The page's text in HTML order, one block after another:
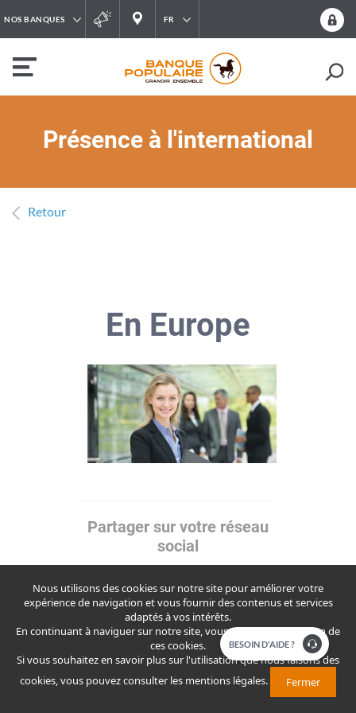
NOS BANQUES FR
Présence à l'international
Retour
​En E​urope
Partager sur votre réseau
social
POPULAIRE AU MAROC OU À
L'ÉTRANGER
​​​BESOIN D'AIDE ?
Nous utilisons des cookies sur notre site pour améliorer votre
expérience de navigation et vous fournir des contenus et services
adaptés à vos intérêts.
En continuant à naviguer sur notre site, vous acceptez l'utilisation de
ces cookies.
Si vous souhaitez en savoir plus sur l'utilisation que nous faisons des
cookies, vous pouvez consulter les mentions légales. Fermer